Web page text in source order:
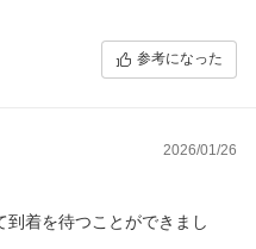
参考になった
2026/01/26
着を待つことができまし